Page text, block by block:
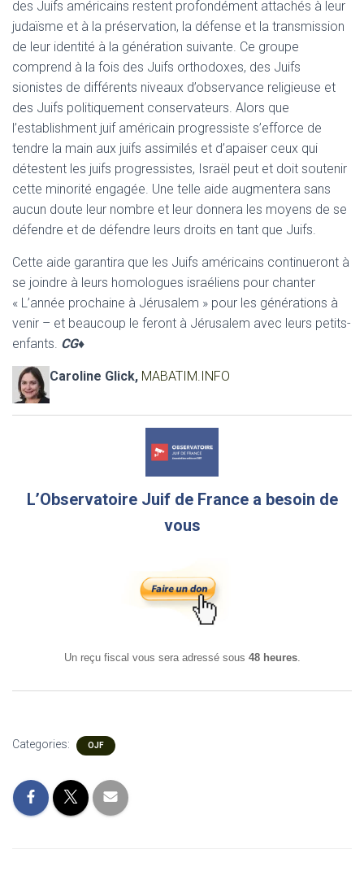
des Juifs américains restent profondément attachés à leur
judaïsme et à la préservation, la défense et la transmission
de leur identité à la génération suivante. Ce groupe
comprend à la fois des Juifs orthodoxes, des Juifs
sionistes de différents niveaux d’observance religieuse et
des Juifs politiquement conservateurs. Alors que
l’establishment juif américain progressiste s’efforce de
tendre la main aux juifs assimilés et d’apaiser ceux qui
détestent les juifs progressistes, Israël peut et doit soutenir
cette minorité engagée. Une telle aide augmentera sans
aucun doute leur nombre et leur donnera les moyens de se
défendre et de défendre leurs droits en tant que Juifs.
Cette aide garantira que les Juifs américains continueront à
se joindre à leurs homologues israéliens pour chanter
« L’année prochaine à Jérusalem » pour les générations à
venir – et beaucoup le feront à Jérusalem avec leurs petits-
enfants. CG♦
Caroline Glick, MABATIM.INFO
L’Observatoire Juif de France a besoin de
vous
Un reçu fiscal vous sera adressé sous 48 heures.
Categories: OJF